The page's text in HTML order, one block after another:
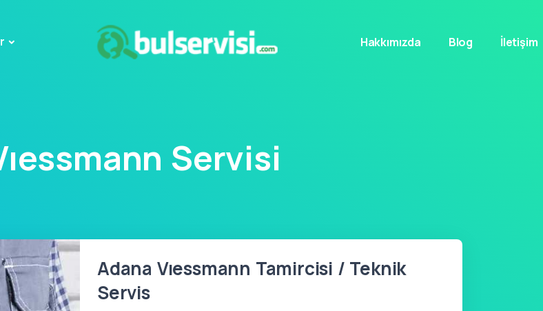
Hakkımızda Blog İletişim
Servisi
Adana Vıessmann Tamircisi / Teknik
Servis